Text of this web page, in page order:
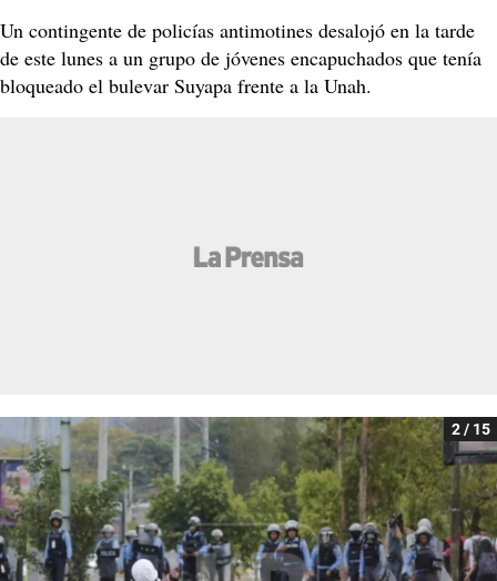
Un contingente de policías antimotines desalojó en la tarde
de este lunes a un grupo de jóvenes encapuchados que tenía
bloqueado el bulevar Suyapa frente a la Unah.
2 / 15